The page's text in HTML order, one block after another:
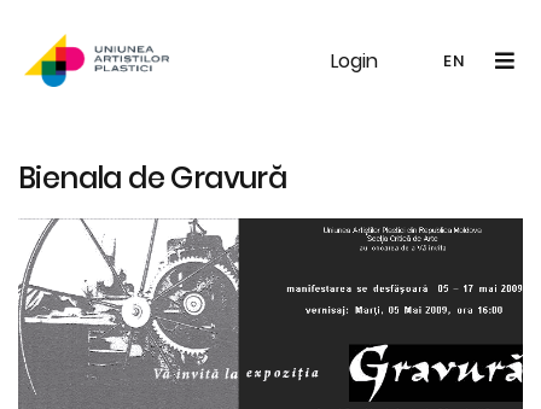
Login EN
UAP Galerie Noutăți
Bienala de Gravură